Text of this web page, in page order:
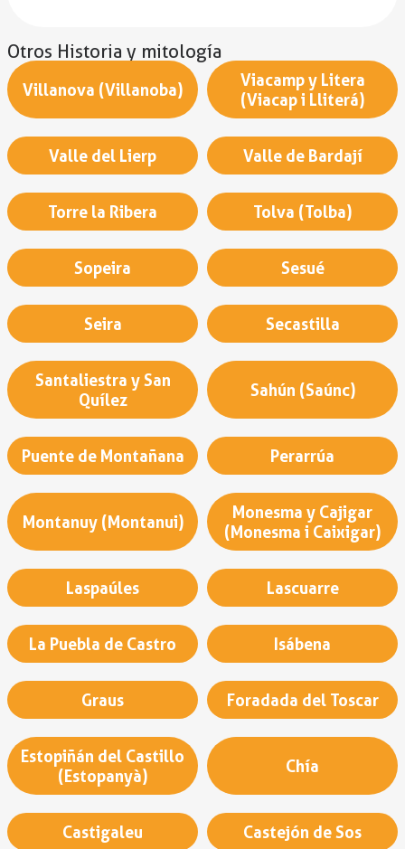
Otros Historia y mitología
Villanova (Villanoba)
Viacamp y Litera
(Viacap i Lliterá)
Valle del Lierp Valle de Bardají
Torre la Ribera Tolva (Tolba)
Sopeira Sesué
Seira Secastilla
Santaliestra y San
Quílez
Sahún (Saúnc)
Puente de Montañana Perarrúa
Montanuy (Montanui)
Monesma y Cajigar
(Monesma i Caixigar)
Laspaúles Lascuarre
La Puebla de Castro Isábena
Graus Foradada del Toscar
Estopiñán del Castillo
(Estopanyà)
Chía
Castigaleu Castejón de Sos